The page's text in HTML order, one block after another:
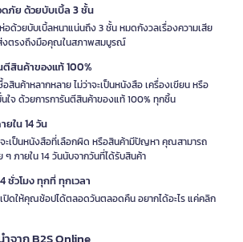
ภัย ด้วยบับเบิ้ล 3 ชั้น
อด้วยบับเบิ้ลหนาแน่นถึง 3 ชั้น หมดกังวลเรื่องความเสีย
งตรงถึงมือคุณในสภาพสมบูรณ์
สินค้าของแท้ 100%
สินค้าหลากหลาย ไม่ว่าจะเป็นหนังสือ เครื่องเขียน หรือ
ใจ ด้วยการการันตีสินค้าของแท้ 100% ทุกชิ้น
ใน 14 วัน
จะเป็นหนังสือที่เลือกผิด หรือสินค้ามีปัญหา คุณสามารถ
ๆ ภายใน 14 วันนับจากวันที่ได้รับสินค้า
ชั่วโมง ทุกที่ ทุกเวลา
ปิดให้คุณช้อปได้ตลอดวันตลอดคืน อยากได้อะไร แค่คลิก
จาก B2S Online